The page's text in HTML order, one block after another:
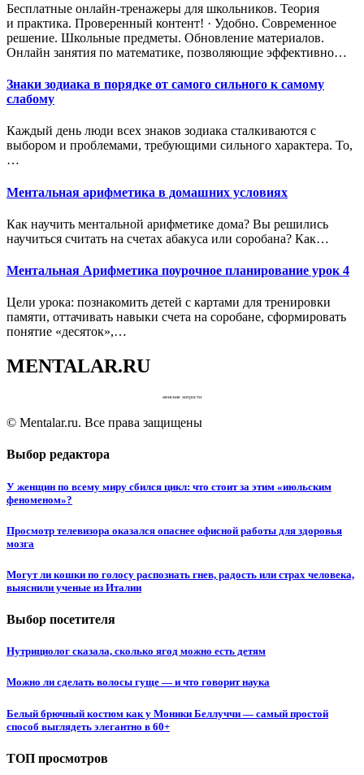
Бесплатные онлайн-тренажеры для школьников. Теория
и практика. Проверенный контент! · Удобно. Современное
решение. Школьные предметы. Обновление материалов.
Онлайн занятия по математике, позволяющие эффективно…
Знаки зодиака в порядке от самого сильного к самому
слабому
Каждый день люди всех знаков зодиака сталкиваются с
выбором и проблемами, требующими сильного характера. То,
…
Ментальная арифметика в домашних условиях
Как научить ментальной арифметике дома? Вы решились
научиться считать на счетах абакуса или соробана? Как…
Ментальная Арифметика поурочное планирование урок 4
Цели урока: познакомить детей с картами для тренировки
памяти, оттачивать навыки счета на соробане, сформировать
понятие «десяток»,…
MENTALAR.RU
женские хитрости
© Mentalar.ru. Все права защищены
Выбор редактора
У женщин по всему миру сбился цикл: что стоит за этим «июльским
феноменом»?
Просмотр телевизора оказался опаснее офисной работы для здоровья
мозга
Могут ли кошки по голосу распознать гнев, радость или страх человека,
выяснили ученые из Италии
Выбор посетителя
Нутрициолог сказала, сколько ягод можно есть детям
Можно ли сделать волосы гуще — и что говорит наука
Белый брючный костюм как у Моники Беллуччи — самый простой
способ выглядеть элегантно в 60+
ТОП просмотров